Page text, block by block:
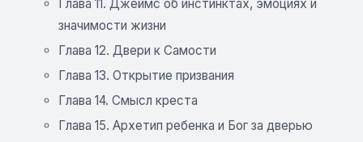
Глава 11. Джеймс об инстинктах, эмоциях и
значимости жизни
Глава 12. Двери к Самости
Глава 13. Открытие призвания
Глава 14. Смысл креста
Глава 15. Архетип ребенка и Бог за дверью